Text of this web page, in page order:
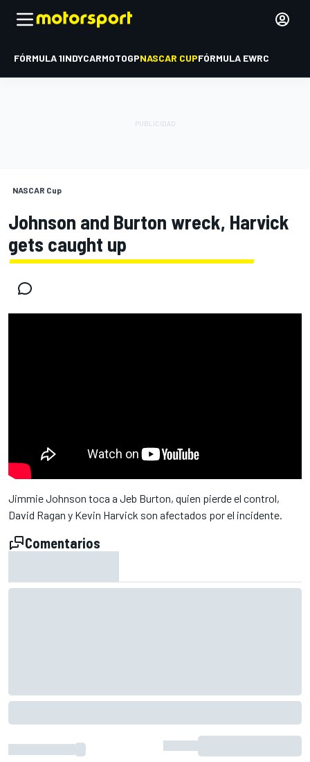
FÓRMULA 1INDYCARMOTOGPNASCAR CUPFÓRMULA EWRC
NASCAR Cup
Johnson and Burton wreck, Harvick
gets caught up
Jimmie Johnson toca a Jeb Burton, quien pierde el control,
David Ragan y Kevin Harvick son afectados por el incidente.
Comentarios